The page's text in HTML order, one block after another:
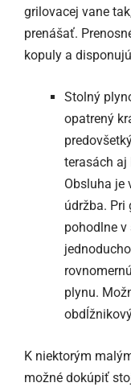
grilovacej vane
prenášať.
kopuly a
Stolný
opatrený
terasách aj
Obsluha je
údržba.
pohodlne v
plynu.
K niektorým
možné dokúpiť